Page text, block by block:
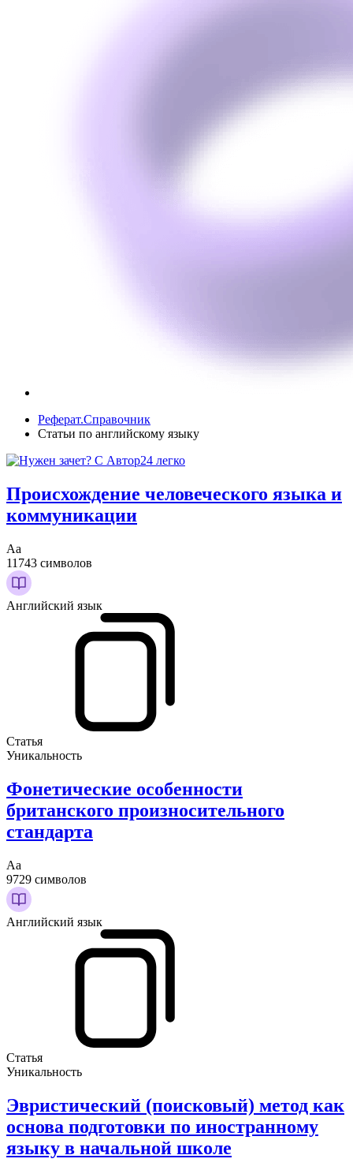
Реферат.Справочник
Статьи по английскому языку
Происхождение человеческого языка и
коммуникации
Аа
11743 символов
Английский язык
Статья
Уникальность
Фонетические особенности
британского произносительного
стандарта
Аа
9729 символов
Английский язык
Статья
Уникальность
Эвристический (поисковый) метод как
основа подготовки по иностранному
языку в начальной школе